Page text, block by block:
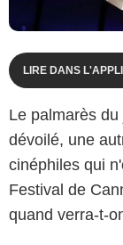
LIRE DANS
Le palmarès du
dévoilé, une
cinéphiles qui
Festival de
quand verra-t-